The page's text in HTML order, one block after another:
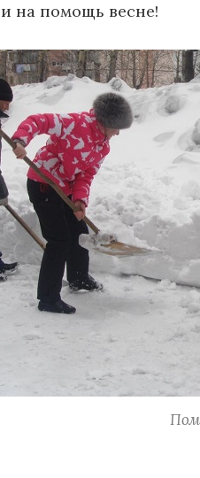
на помощь весне!